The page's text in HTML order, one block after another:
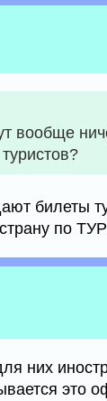
вообще
билеты
по
них
это